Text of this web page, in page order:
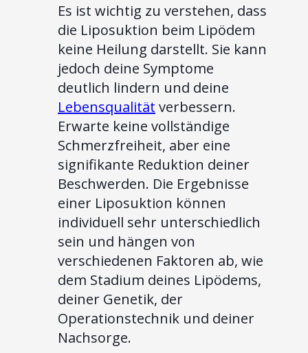
Es ist wichtig zu verstehen, dass
die Liposuktion beim Lipödem
keine Heilung darstellt. Sie kann
jedoch deine Symptome
deutlich lindern und deine
Lebensqualität verbessern.
Erwarte keine vollständige
Schmerzfreiheit, aber eine
signifikante Reduktion deiner
Beschwerden. Die Ergebnisse
einer Liposuktion können
individuell sehr unterschiedlich
sein und hängen von
verschiedenen Faktoren ab, wie
dem Stadium deines Lipödems,
deiner Genetik, der
Operationstechnik und deiner
Nachsorge.